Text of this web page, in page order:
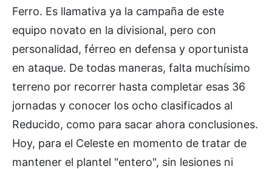
Ferro. Es llamativa ya la campaña de este
equipo novato en la divisional, pero con
personalidad, férreo en defensa y oportunista
en ataque. De todas maneras, falta muchísimo
terreno por recorrer hasta completar esas 36
jornadas y conocer los ocho clasificados al
Reducido, como para sacar ahora conclusiones.
Hoy, para el Celeste en momento de tratar de
mantener el plantel "entero", sin lesiones ni